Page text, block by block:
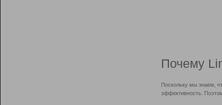
Почему
Поскольку мы знаем,
эффективность.